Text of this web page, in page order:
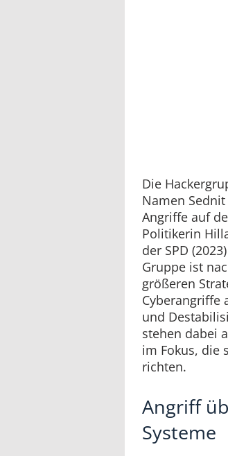
Die
Namen
Angriffe auf
Politikerin
der SPD
Gruppe ist
größeren
Cyberangriffe
und
stehen dabei
im Fokus, die
richten.
Angriff
Systeme